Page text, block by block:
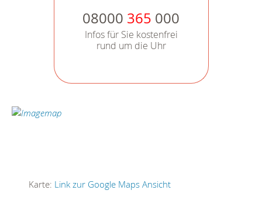
08000 365 000
Infos für Sie kostenfrei
rund um die Uhr
Karte: Link zur Google Maps Ansicht